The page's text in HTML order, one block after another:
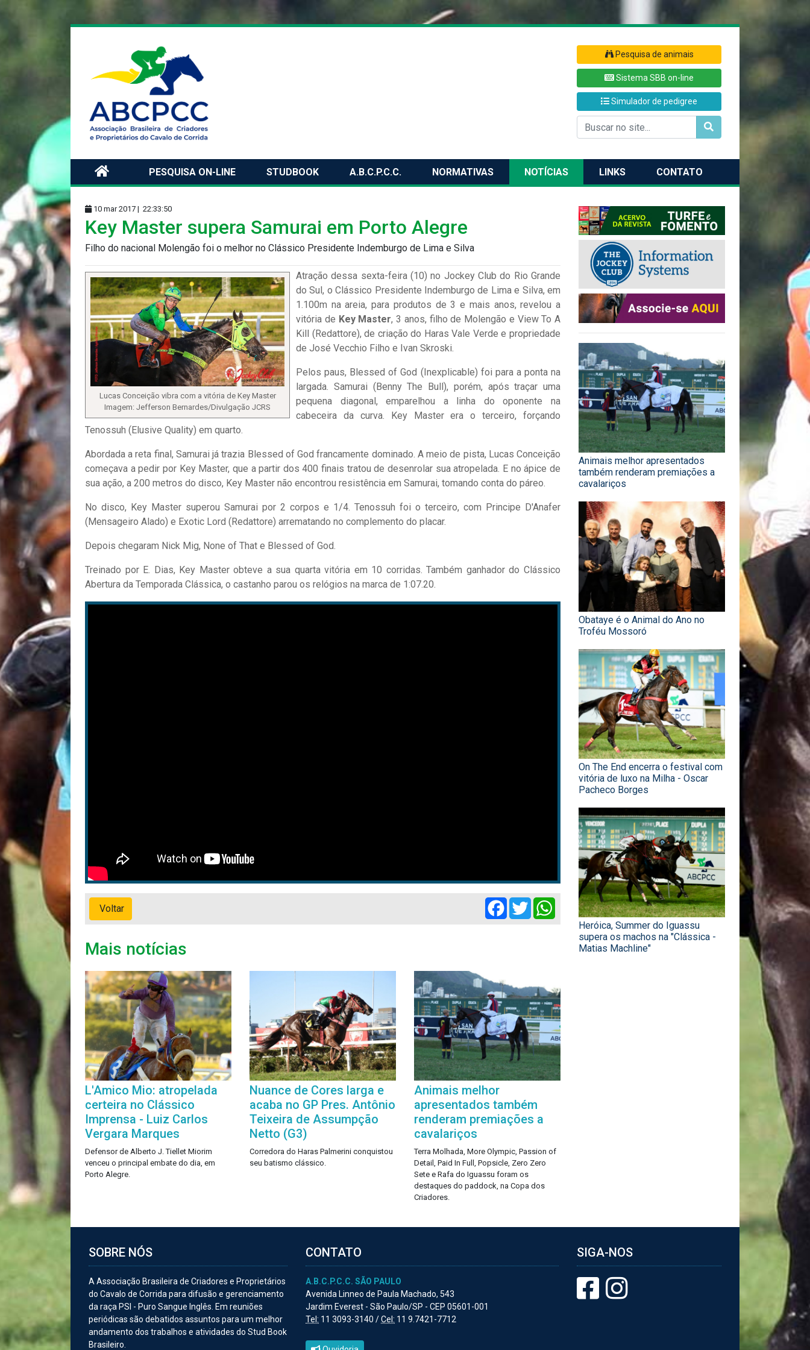
Pesquisa de animais
Sistema SBB on-line
Simulador de pedigree
PESQUISA ON-LINE STUDBOOK A.B.C.P.C.C. NORMATIVAS NOTÍCIAS LINKS CONTATO
10 mar 2017 | 22:33:50
Key Master supera Samurai em Porto Alegre
Filho do nacional Molengão foi o melhor no Clássico Presidente Indemburgo de Lima e Silva
Lucas Conceição vibra com a vitória de Key Master
Imagem: Jefferson Bernardes/Divulgação JCRS
Atração dessa sexta-feira (10) no Jockey Club do Rio Grande
do Sul, o Clássico Presidente Indemburgo de Lima e Silva, em
1.100m na areia, para produtos de 3 e mais anos, revelou a
vitória de Key Master, 3 anos, filho de Molengão e View To A
Kill (Redattore), de criação do Haras Vale Verde e propriedade
de José Vecchio Filho e Ivan Skroski.
Pelos paus, Blessed of God (Inexplicable) foi para a ponta na
largada. Samurai (Benny The Bull), porém, após traçar uma
pequena diagonal, emparelhou a linha do oponente na
cabeceira da curva. Key Master era o terceiro, forçando
Tenossuh (Elusive Quality) em quarto.
Abordada a reta final, Samurai já trazia Blessed of God francamente dominado. A meio de pista, Lucas Conceição
começava a pedir por Key Master, que a partir dos 400 finais tratou de desenrolar sua atropelada. E no ápice de
sua ação, a 200 metros do disco, Key Master não encontrou resistência em Samurai, tomando conta do páreo.
No disco, Key Master superou Samurai por 2 corpos e 1/4. Tenossuh foi o terceiro, com Principe D'Anafer
(Mensageiro Alado) e Exotic Lord (Redattore) arrematando no complemento do placar.
Depois chegaram Nick Mig, None of That e Blessed of God.
Treinado por E. Dias, Key Master obteve a sua quarta vitória em 10 corridas. Também ganhador do Clássico
Abertura da Temporada Clássica, o castanho parou os relógios na marca de 1:07.20.
Voltar
Facebook
Twitter WhatsApp
Mais notícias
L'Amico Mio: atropelada
certeira no Clássico
Imprensa - Luiz Carlos
Vergara Marques
Defensor de Alberto J. Tiellet Miorim
venceu o principal embate do dia, em
Porto Alegre.
Nuance de Cores larga e
acaba no GP Pres. Antônio
Teixeira de Assumpção
Netto (G3)
Corredora do Haras Palmerini conquistou
seu batismo clássico.
Animais melhor
apresentados também
renderam premiações a
cavalariços
Terra Molhada, More Olympic, Passion of
Detail, Paid In Full, Popsicle, Zero Zero
Sete e Rafa do Iguassu foram os
destaques do paddock, na Copa dos
Criadores.
Animais melhor apresentados
também renderam premiações a
cavalariços
Obataye é o Animal do Ano no
Troféu Mossoró
On The End encerra o festival com
vitória de luxo na Milha - Oscar
Pacheco Borges
Heróica, Summer do Iguassu
supera os machos na "Clássica -
Matias Machline"
SOBRE NÓS
A Associação Brasileira de Criadores e Proprietários
do Cavalo de Corrida para difusão e gerenciamento
da raça PSI - Puro Sangue Inglês. Em reuniões
periódicas são debatidos assuntos para um melhor
andamento dos trabalhos e atividades do Stud Book
Brasileiro.
CONTATO
A.B.C.P.C.C. SÃO PAULO
Avenida Linneo de Paula Machado, 543
Jardim Everest - São Paulo/SP - CEP 05601-001
Tel: 11 3093-3140 /Cel: 11 9.7421-7712
SIGA-NOS